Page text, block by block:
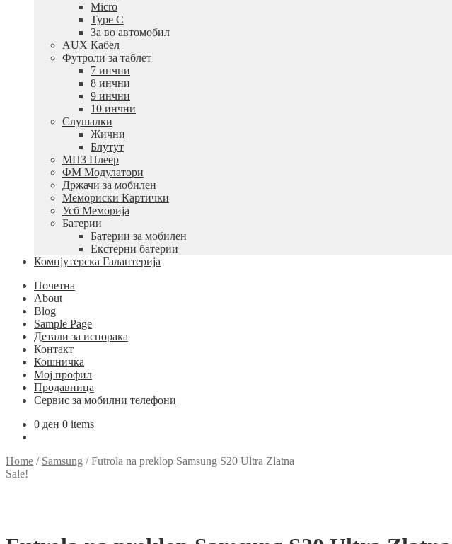
Micro
Type C
За во автомобил
AUX Кабел
Футроли за таблет
7 инчни
8 инчни
9 инчни
10 инчни
Слушалки
Жични
Блутут
МП3 Плеер
ФМ Модулатори
Држачи за мобилен
Мемориски Картички
Усб Меморија
Батерии
Батерии за мобилен
Екстерни батерии
Компјутерска Галантерија
Почетна
About
Blog
Sample Page
Детали за испорака
Контакт
Кошничка
Мој профил
Продавница
Сервис за мобилни телефони
0 ден 0 items
Home / Samsung /Futrola na preklop Samsung S20 Ultra Zlatna
Sale!